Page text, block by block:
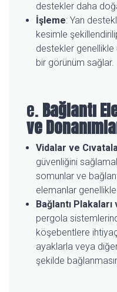
destekler daha
İşleme: Yan
kesimle
destekler genellikle
bir görünüm sağlar.
e.Bağlantı
ve
Vidalar ve
güvenliğini
somunlar ve
elemanlar
Bağlantı
pergola
köşebentlere
ayaklarla veya
şekilde